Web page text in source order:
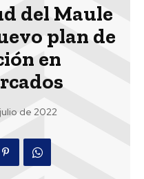
del Maule
plan de
en
de 2022